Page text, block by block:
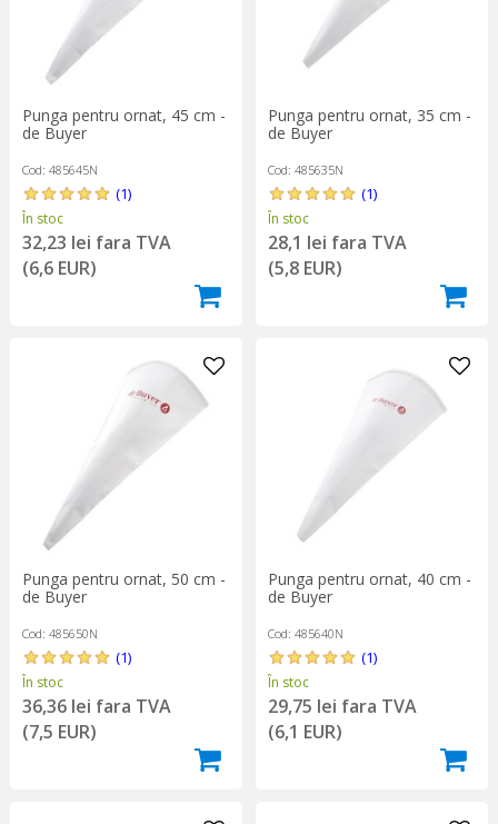
Punga pentru ornat, 45 cm -
de Buyer
Cod: 485645N
(1)
În stoc
32,23 lei fara TVA
(6,6 EUR)
Punga pentru ornat, 35 cm -
de Buyer
Cod: 485635N
(1)
În stoc
28,1 lei fara TVA
(5,8 EUR)
Punga pentru ornat, 50 cm -
de Buyer
Cod: 485650N
(1)
În stoc
36,36 lei fara TVA
(7,5 EUR)
Punga pentru ornat, 40 cm -
de Buyer
Cod: 485640N
(1)
În stoc
29,75 lei fara TVA
(6,1 EUR)